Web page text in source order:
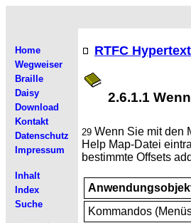
Home
Wegweiser
Braille
Daisy
Download
Kontakt
Datenschutz
Impressum
Inhalt
Index
Suche
RTFC
2.6.1.1
29 Wenn Sie mit den
Help Map-Datei
bestimmte Offsets
Kommandos